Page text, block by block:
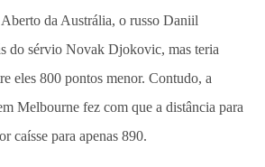
da Austrália, o russo Daniil
do sérvio Novak Djokovic, mas teria
eles 800 pontos menor. Contudo, a
Melbourne fez com que a distância para
caísse para apenas 890.